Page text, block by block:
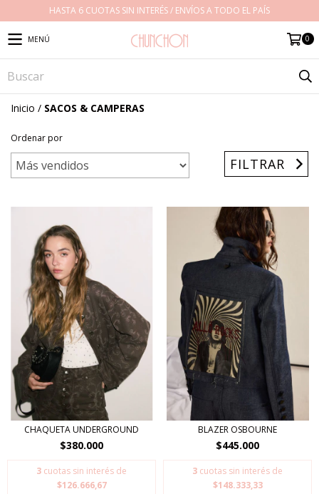
HASTA 6 CUOTAS SIN INTERÉS / ENVÍOS A TODO EL PAÍS
MENÚ 0
Inicio / SACOS & CAMPERAS
Ordenar por
FILTRAR
CHAQUETA UNDERGROUND
$380.000
3 cuotas sin interés de
$126.666,67
BLAZER OSBOURNE
$445.000
3 cuotas sin interés de
$148.333,33